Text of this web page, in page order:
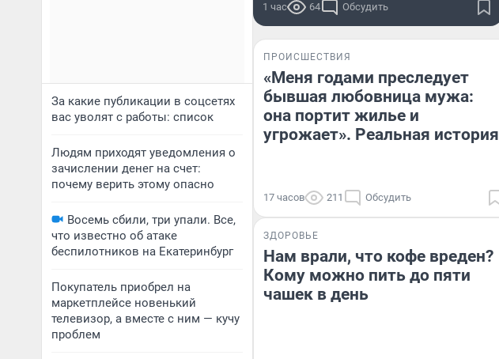
За какие публикации в соцсетях
вас уволят с работы: список
Людям приходят уведомления о
зачислении денег на счет:
почему верить этому опасно
Восемь сбили, три упали. Все,
что известно об атаке
беспилотников на Екатеринбург
Покупатель приобрел на
маркетплейсе новенький
телевизор, а вместе с ним — кучу
проблем
оформлении пособия
1 час 64 Обсудить
ПРОИСШЕСТВИЯ
«Меня годами преследует
бывшая любовница мужа:
она портит жилье и
угрожает». Реальная история
17 часов 211 Обсудить
ЗДОРОВЬЕ
Нам врали, что кофе вреден?
Кому можно пить до пяти
чашек в день